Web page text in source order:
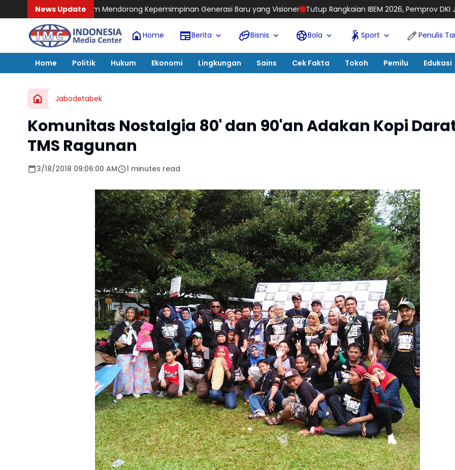
News Update
Kepemimpinan Generasi Baru yang Visioner Tutup Rangkaian IBEM 2026, Pemprov DKI Jakarta Promosikan Potensi
Home Berita Bisnis Bola Sport Penulis
Home Politik Hukum Ekonomi Lingkungan Sains Cek Fakta Tokoh Pemilu Edukasi
Jabodetabek
Komunitas Nostalgia 80' dan 90'an Adakan Kopi
TMS Ragunan
3/18/2018 09:06:00 AM 1 minutes read